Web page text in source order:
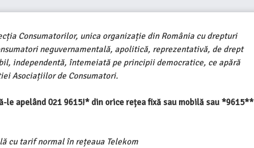
Consumatorilor, unica organizație din România cu drepturi
neguvernamentală, apolitică, reprezentativă, de drept
independentă, întemeiată pe principii democratice, ce apără
Asociațiilor de Consumatori.
apelând 021 9615!* din orice rețea fixă sau mobilă sau *9615**
cu tarif normal în rețeaua Telekom